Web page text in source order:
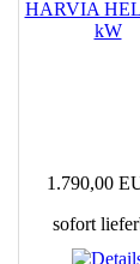
1.790,00
sofort